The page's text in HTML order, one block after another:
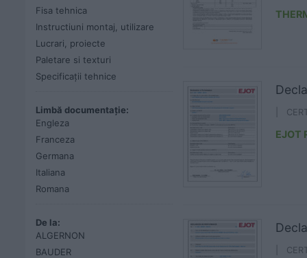
Fisa tehnica
Instructiuni montaj, utilizare
Lucrari, proiecte
Paletare si texturi
Specificații tehnice
Limbă documentație:
Engleza
Franceza
Germana
Italiana
Romana
De la:
ALGERNON
BAUDER
|
EJOT
|